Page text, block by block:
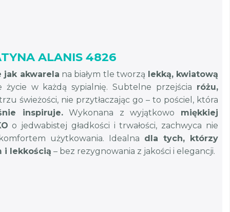
ALANIS 4826
jak akwarela na białym tle tworzą lekką, kwiatową
życie w każdą sypialnię. Subtelne przejścia różu,
świeżości, nie przytłaczając go – to pościel, która
inspiruje.Wykonana z wyjątkowo miękkiej
o jedwabistej gładkości i trwałości, zachwyca nie
użytkowania. Idealna dla tych, którzy
i lekkością – bez rezygnowania z jakości i elegancji.